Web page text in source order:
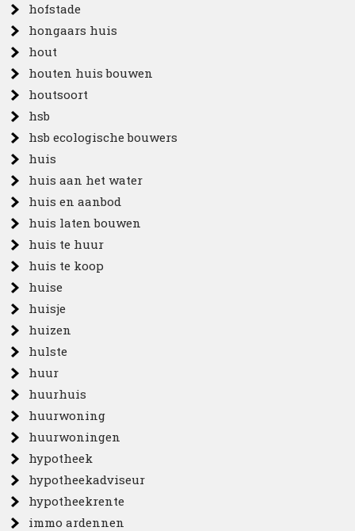
hofstade
hongaars huis
hout
houten huis bouwen
houtsoort
hsb
hsb ecologische bouwers
huis
huis aan het water
huis en aanbod
huis laten bouwen
huis te huur
huis te koop
huise
huisje
huizen
hulste
huur
huurhuis
huurwoning
huurwoningen
hypotheek
hypotheekadviseur
hypotheekrente
immo ardennen